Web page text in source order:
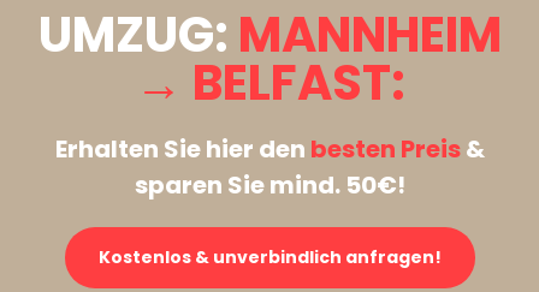
UMZUG: MANNHEIM
→ BELFAST:
Erhalten Sie hier den besten Preis&
sparen Sie mind. 50€!
Kostenlos & unverbindlich anfragen!